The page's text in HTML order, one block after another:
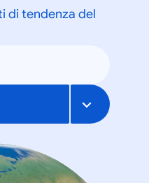
di tendenza del